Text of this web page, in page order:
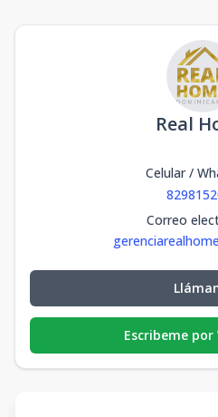
Real
Celular /
Correo
Escribeme